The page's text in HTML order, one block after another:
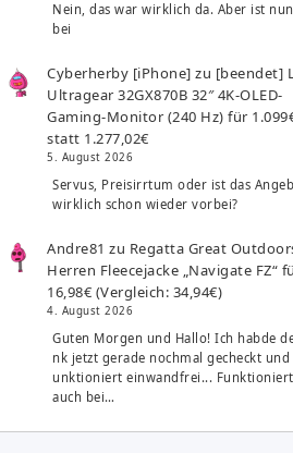
Nein, das war wirklich da. Aber ist
bei
Cyberherby [iPhone] zu [beendet]
Ultragear 32GX870B 32″ 4K-OLED-
Gaming-Monitor (240 Hz) für
statt 1.277,02€
5. August 2026
Servus, Preisirrtum oder ist das
wirklich schon wieder vorbei?
Andre81 zu Regatta Great
Herren Fleecejacke „Navigate FZ“
16,98€ (Vergleich: 34,94€)
4. August 2026
Guten Morgen und Hallo! Ich habde
nk jetzt gerade nochmal gecheckt
unktioniert einwandfrei...
auch bei…